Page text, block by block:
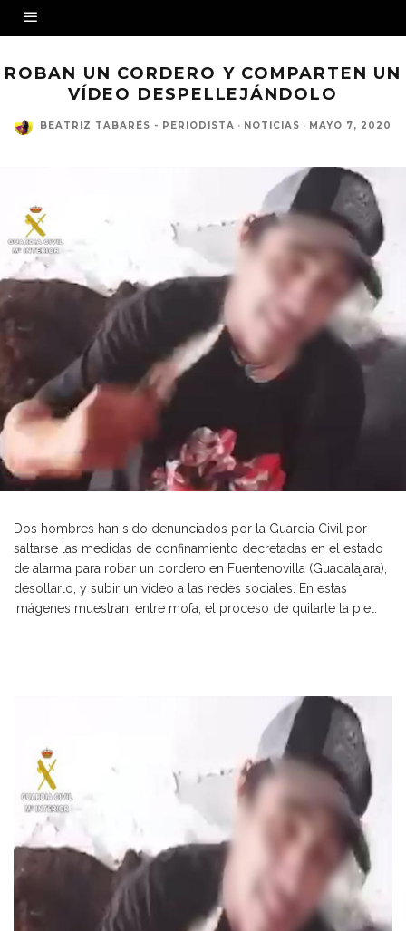
ROBAN UN CORDERO Y COMPARTEN UN
VÍDEO DESPELLEJÁNDOLO
BEATRIZ TABARÉS - PERIODISTA · NOTICIAS · MAYO 7, 2020
Dos hombres han sido denunciados por la Guardia Civil por
saltarse las medidas de confinamiento decretadas en el estado
de alarma para robar un cordero en Fuentenovilla (Guadalajara),
desollarlo, y subir un vídeo a las redes sociales. En estas
imágenes muestran, entre mofa, el proceso de quitarle la piel.